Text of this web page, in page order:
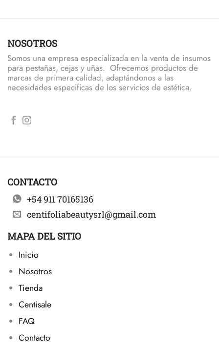
NOSOTROS
Somos una empresa especializada en la venta de insumos
para pestañas, cejas y uñas. Ofrecemos productos de
marcas de primera calidad, adaptándonos a las
necesidades especificas de los servicios de estética.
CONTACTO
+54 911 70165136
centifoliabeautysrl@gmail.com
MAPA DEL SITIO
Inicio
Nosotros
Tienda
Centisale
FAQ
Contacto